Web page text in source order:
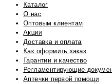
Каталог
О нас
Оптовым клиентам
Акции
Доставка и оплата
Как оформить заказ
Гарантии и качество
Регламентирующие
Аптечки первой помощи